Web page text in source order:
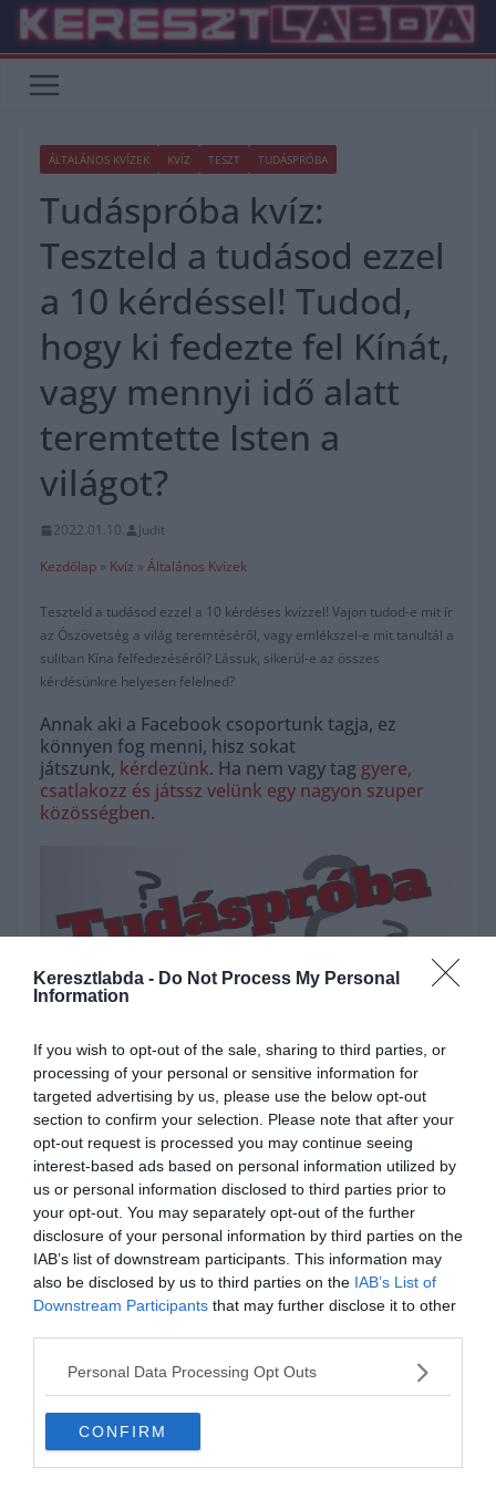
Keresztlabda - Do Not Process My Personal
Information
If you wish to opt-out of the sale, sharing to third parties, or
processing of your personal or sensitive information for
targeted advertising by us, please use the below opt-out
section to confirm your selection. Please note that after your
opt-out request is processed you may continue seeing
interest-based ads based on personal information utilized by
us or personal information disclosed to third parties prior to
your opt-out. You may separately opt-out of the further
disclosure of your personal information by third parties on the
IAB’s list of downstream participants. This information may
also be disclosed by us to third parties on the IAB’s List of
Downstream Participants that may further disclose it to other
Personal Data Processing Opt Outs
CONFIRM
Skip
content
ÁLTALÁNOS KVÍZEK KVÍZ TESZT TUDÁSPRÓBA
Tudáspróba kvíz:
Teszteld a tudásod ezzel
a 10 kérdéssel! Tudod,
hogy ki fedezte fel Kínát,
vagy mennyi idő alatt
teremtette Isten a
világot?
2022.01.10.
Judit
Kezdőlap » Kvíz » Általános Kvízek
Teszteld a tudásod ezzel a 10 kérdéses kvízzel! Vajon tudod-e mit ír
az Ószövetség a világ teremtéséről, vagy emlékszel-e mit tanultál a
suliban Kína felfedezéséről? Lássuk, sikerül-e az összes
kérdésünkre helyesen felelned?
Annak aki a Facebook csoportunk tagja, ez
könnyen fog menni, hisz sokat
játszunk, kérdezünk. Ha nem vagy tag gyere,
csatlakozz és játssz velünk egy nagyon szuper
közösségben.
Hirdetés